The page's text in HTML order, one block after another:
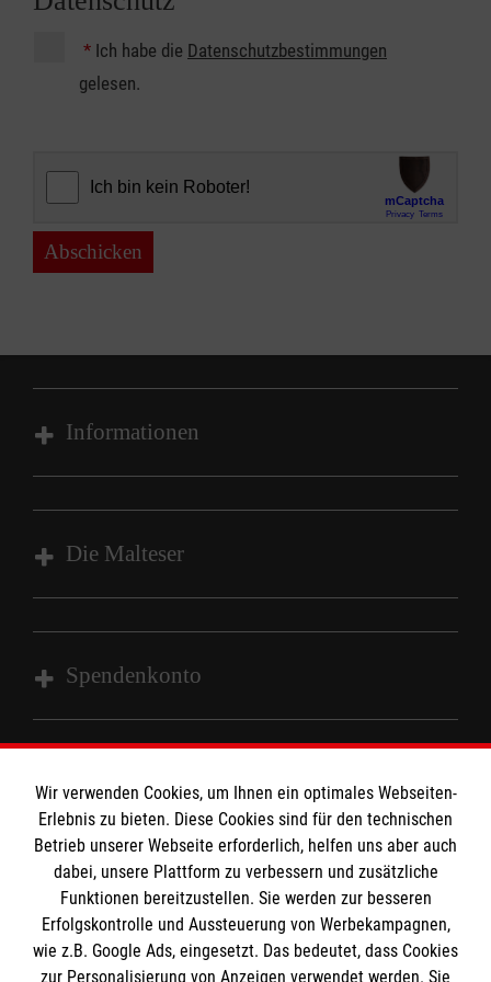
* Ich habe die Datenschutzbestimmungen
gelesen.
Abschicken
Informationen
Impressum
Datenschutz
Die Malteser
Malteser in Deutschland
Malteserorden
Spendenkonto
Empfänger: Malteser Hilfsdienst e.V.
Bank: Sparkasse Wiesental
IBAN: DE97683515570003232774
BLC: 68351557
Kontonummer: 0003232774
So finden Sie uns
Gündenhausen 31
79650 Schopfheim
Ehrenamt.Wiesental@malteser.org
Der Malteser Hilfsdienst e.V. ist als eingetragene
gemeinnützige Organisation von der Körperschaft- und
Gewerbesteuer befreit.
Wir verwenden Cookies, um Ihnen ein optimales Webseiten-
Erlebnis zu bieten. Diese Cookies sind für den technischen
Betrieb unserer Webseite erforderlich, helfen uns aber auch
dabei, unsere Plattform zu verbessern und zusätzliche
Funktionen bereitzustellen. Sie werden zur besseren
Erfolgskontrolle und Aussteuerung von Werbekampagnen,
wie z.B. Google Ads, eingesetzt. Das bedeutet, dass Cookies
zur Personalisierung von Anzeigen verwendet werden. Sie